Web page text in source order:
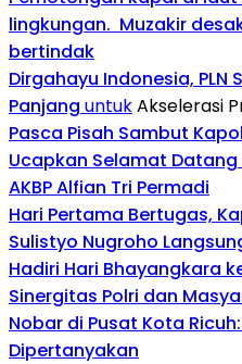
lingkungan. Muzakir
bertindak
Dirgahayu Indonesia,
Panjang untukAkselerasi
Pasca Pisah Sambut
Ucapkan Selamat
AKBP Alfian Tri Permadi
Hari Pertama Bertugas,
Sulistyo Nugroho
Hadiri Hari Bhayangkara
Sinergitas Polri dan
Nobar di Pusat Kota
Dipertanyakan